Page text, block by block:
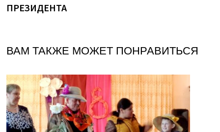
ПРЕЗИДЕНТА
ВАМ ТАКЖЕ МОЖЕТ ПОНРАВИТЬСЯ